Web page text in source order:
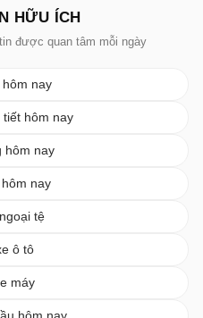
HỮU ÍCH
được quan tâm mỗi ngày
nay
hôm nay
hôm nay
nay
tệ
ô tô
máy
hôm nay